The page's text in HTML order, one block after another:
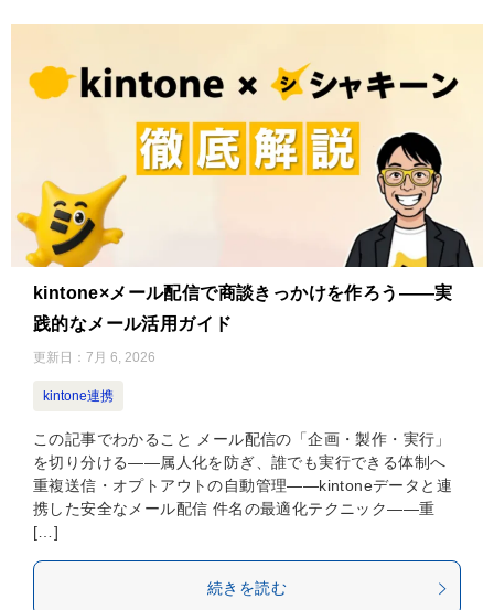
kintone×メール配信で商談きっかけを作ろう——実
践的なメール活用ガイド
更新日： 7月 6, 2026
kintone連携
この記事でわかること メール配信の「企画・製作・実行」
を切り分ける——属人化を防ぎ、誰でも実行できる体制へ
重複送信・オプトアウトの自動管理——kintoneデータと連
携した安全なメール配信 件名の最適化テクニック——重
[…]
続きを読む